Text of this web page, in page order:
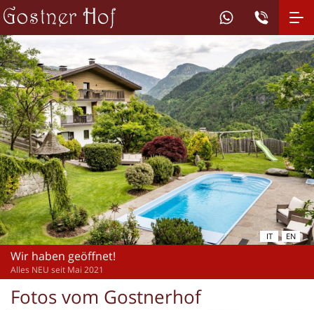
Wir haben geöffnet!
Alles NEU seit Mai 2021
EN
IT
Fotos vom Gostnerhof